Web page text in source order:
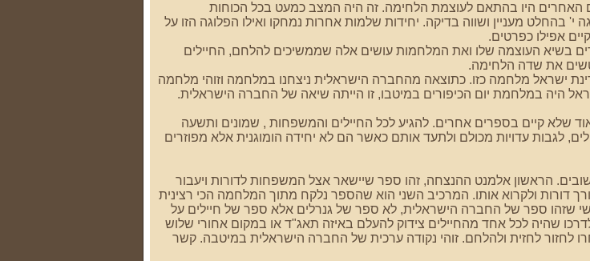
האחרים היו בהתאם לעוצמת הלחימה. זה היה המצב כמעט בכל הכוחות
בהחלט מעניין ושווה בדיקה. יחידות שלמות אחרות נמחקו ואילו הפלוגה הזו על
אפילו כפרטים.
בשיא העוצמה שלו ואת המלחמות עושים אלה שממשיכים להלחם, החיילים
את שדה הלחימה.
ישראל מלחמה כזו. כתוצאה מהחברה הישראלית ניצחנו במלחמה וזוהי מלחמה
היה במלחמת יום הכיפורים במיטבו, זו הייתה שיאה של החברה הישראלית.
שלא קיים בספרים אחרים. להגיע לכל החיילים והמשפחות , שמונים ותשעה
לגבות עדויות מכולם ולתעד אותם כאשר הם לא יחידה הומוגנית אלא מפוזרים
הראשון אלמנט ההנצחה, זהו ספר שיישאר אצל המשפחות לדורות ויעבור
דורות ולקרוא אותו. המרכיב השני הוא שהספר נלקח מתוך המלחמה הכי רצינית
שזהו ספר של החברה הישראלית, לא ספר של גנרלים אלא ספר של חיילים על
שהיה לכל אחד מהחיילים צידוק להעלם באיזה תאג"ד או במקום אחורי שלוש
לחזור לחזית ולהלחם. זוהי נקודה ערכית של החברה הישראלית במיטבה. קשר